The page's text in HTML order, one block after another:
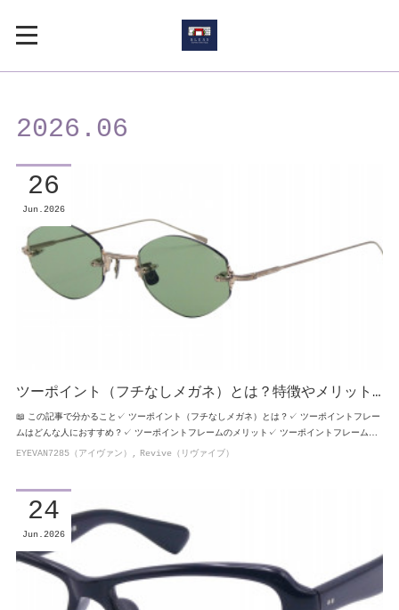
2026 . 06
ツーポイント（フチなしメガネ）とは？特徴やメリット…
📖 この記事で分かること✓ ツーポイント（フチなしメガネ）とは？✓ ツーポイントフレー
ムはどんな人におすすめ？✓ ツーポイントフレームのメリット✓ ツーポイントフレーム…
26
Jun 2026
EYEVAN7285（アイヴァン） Revive（リヴァイブ）
24
Jun 2026